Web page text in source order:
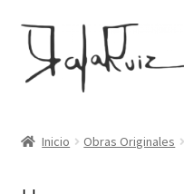
Ir
la
Ir
al
contenido
Inicio Obras Originales